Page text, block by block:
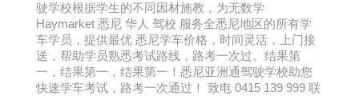
驶学校根据学生的不同因材施教，为无数学
Haymarket 悉尼 华人 驾校 服务全悉尼地区的所有学
车学员，提供最优 悉尼学车价格，时间灵活，上门接
送，帮助学员熟悉考试路线，路考一次过。结果第
一，结果第一，结果第一！悉尼亚洲通驾驶学校助您
快速学车考试，路考一次通过！ 致电 0415 139 999 联